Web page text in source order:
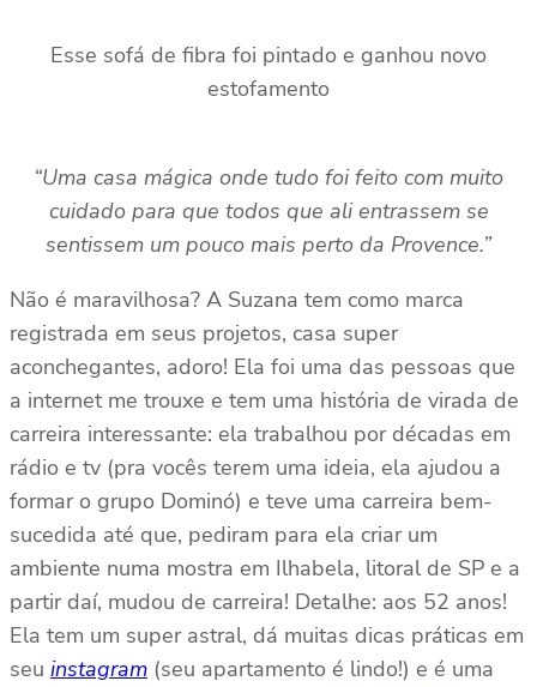
Esse sofá de fibra foi pintado e ganhou novo
estofamento
“Uma casa mágica onde tudo foi feito com muito
cuidado para que todos que ali entrassem se
sentissem um pouco mais perto da Provence.”
Não é maravilhosa? A Suzana tem como marca
registrada em seus projetos, casa super
aconchegantes, adoro! Ela foi uma das pessoas que
a internet me trouxe e tem uma história de virada de
carreira interessante: ela trabalhou por décadas em
rádio e tv (pra vocês terem uma ideia, ela ajudou a
formar o grupo Dominó) e teve uma carreira bem-
sucedida até que, pediram para ela criar um
ambiente numa mostra em Ilhabela, litoral de SP e a
partir daí, mudou de carreira! Detalhe: aos 52 anos!
Ela tem um super astral, dá muitas dicas práticas em
seu instagram (seu apartamento é lindo!) e é uma